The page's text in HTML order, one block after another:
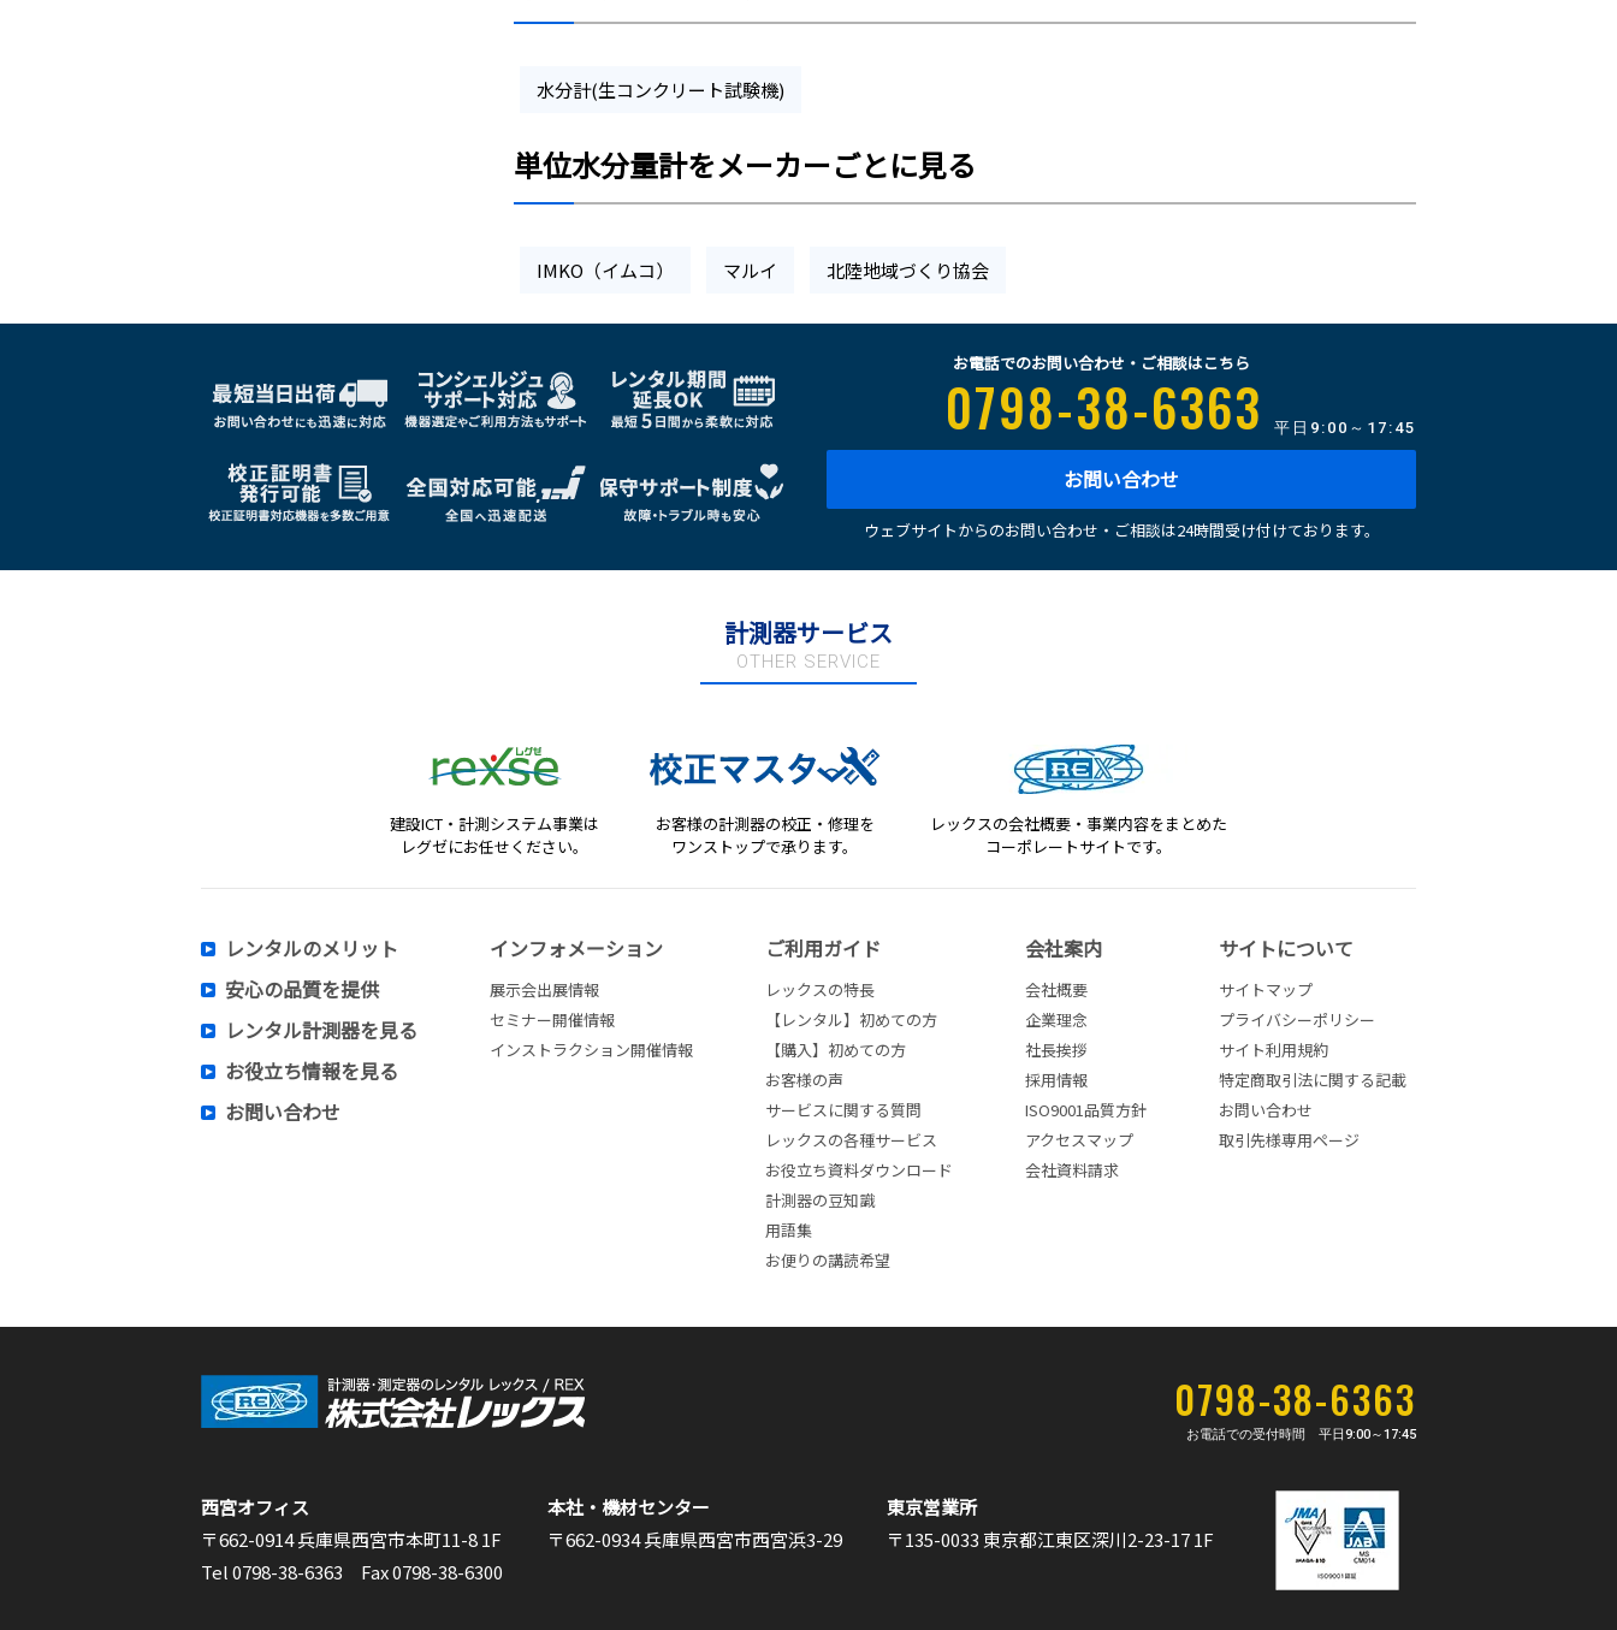
水分計(生コンクリート試験機)
単位水分量計をメーカーごとに見る
IMKO（イムコ） マルイ 北陸地域づくり協会
お電話でのお問い合わせ・ご相談はこちら
0798-38-6363 平日 9:00～17:45
お問い合わせ
ウェブサイトからのお問い合わせ・ご相談は24時間受け付けております。
計測器サービス
OTHER SERVICE
建設ICT・計測システム事業は
レグゼにお任せください。
お客様の計測器の校正・修理を
ワンストップで承ります。
レックスの会社概要・事業内容をまとめた
コーポレートサイトです。
レンタルのメリット
安心の品質を提供
レンタル計測器を見る
お役立ち情報を見る
お問い合わせ
インフォメーション
展示会出展情報
セミナー開催情報
インストラクション開催情報
ご利用ガイド
レックスの特長
【レンタル】初めての方
【購入】初めての方
お客様の声
サービスに関する質問
レックスの各種サービス
お役立ち資料ダウンロード
計測器の豆知識
用語集
お便りの講読希望
会社案内
会社概要
企業理念
社長挨拶
採用情報
ISO9001品質方針
アクセスマップ
会社資料請求
サイトについて
サイトマップ
プライバシーポリシー
サイト利用規約
特定商取引法に関する記載
お問い合わせ
取引先様専用ページ
0798-38-6363
お電話での受付時間 平日9:00～17:45
西宮オフィス
〒662-0914 兵庫県西宮市本町11-8 1F
Tel 0798-38-6363 Fax 0798-38-6300
本社・機材センター
〒662-0934 兵庫県西宮市西宮浜3-29
東京営業所
〒135-0033 東京都江東区深川2-23-17 1F